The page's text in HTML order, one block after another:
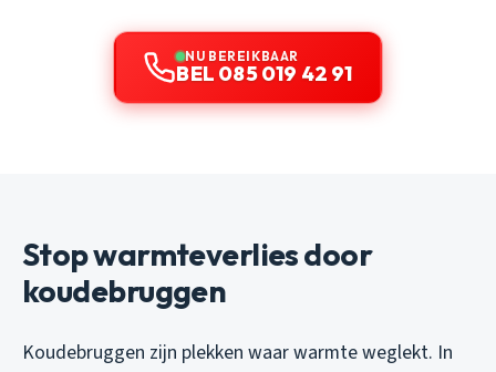
NU BEREIKBAAR
BEL 085 019 42 91
Stop warmteverlies door
koudebruggen
Koudebruggen zijn plekken waar warmte weglekt. In